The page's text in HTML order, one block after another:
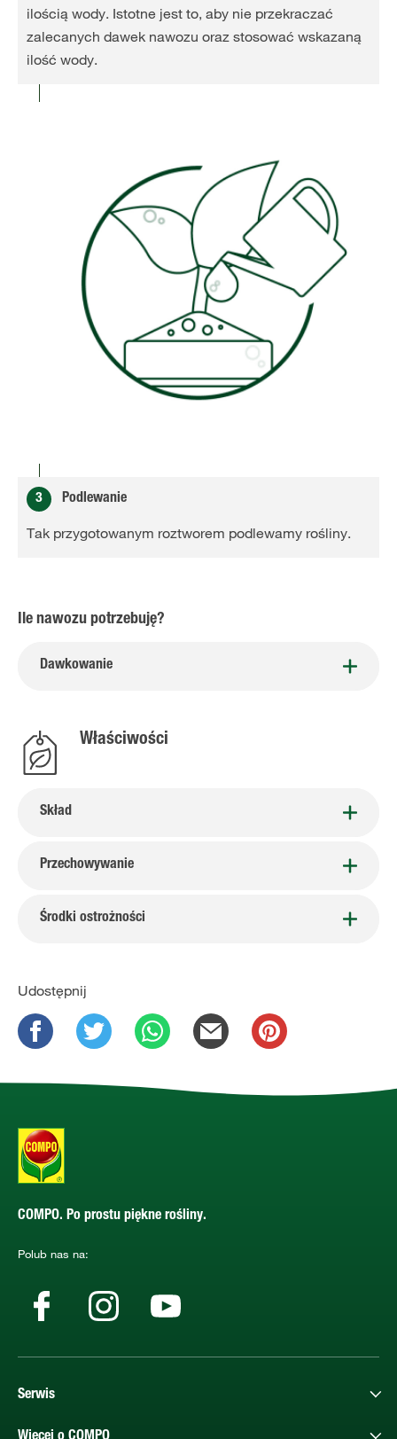
ilością wody. Istotne jest to, aby nie przekraczać
zalecanych dawek nawozu oraz stosować wskazaną
ilość wody.
3 Podlewanie
Tak przygotowanym roztworem podlewamy rośliny.
Ile nawozu potrzebuję?
Dawkowanie
Właściwości
Skład
Przechowywanie
Środki ostrożności
Udostępnij
COMPO. Po prostu piękne rośliny.
Polub nas na:
Serwis